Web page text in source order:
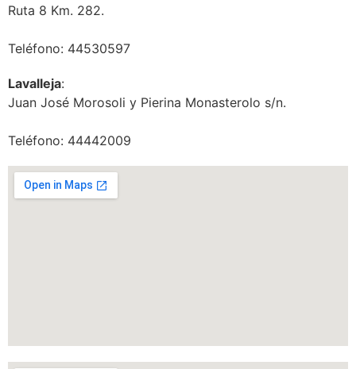
Ruta 8 Km. 282.
Teléfono: 44530597
Lavalleja:
Juan José Morosoli y Pierina Monasterolo s/n.
Teléfono: 44442009